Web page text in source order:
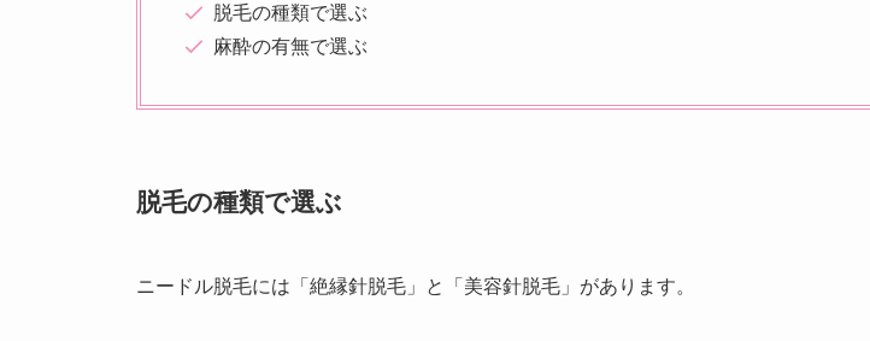
脱毛の種類で選ぶ
麻酔の有無で選ぶ
脱毛の種類で選ぶ
ニードル脱毛には「絶縁針脱毛」と「美容針脱毛」があります。